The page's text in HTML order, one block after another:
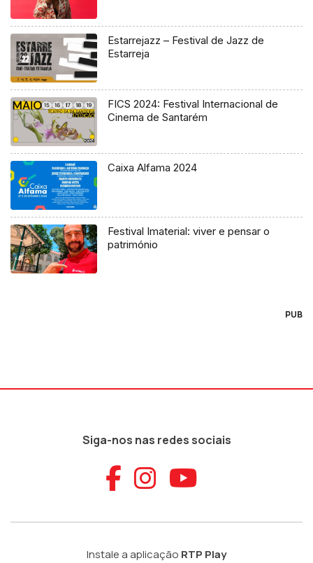
Estarrejazz – Festival de Jazz de
Estarreja
FICS 2024: Festival Internacional de
Cinema de Santarém
Caixa Alfama 2024
Festival Imaterial: viver e pensar o
património
PUB
Siga-nos nas redes sociais
Aceder ao
Aceder ao
Aceder
Instale a aplicação RTP Play